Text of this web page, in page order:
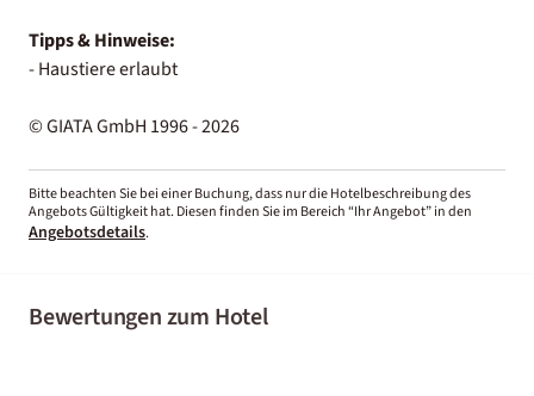
Tipps & Hinweise:
- Haustiere erlaubt
© GIATA GmbH 1996 - 2026
Bitte beachten Sie bei einer Buchung, dass nur die Hotelbeschreibung des
Angebots Gültigkeit hat. Diesen finden Sie im Bereich “Ihr Angebot” in den
Angebotsdetails.
Bewertungen zum Hotel